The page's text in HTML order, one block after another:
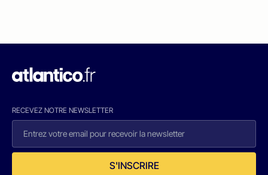
RECEVEZ NOTRE NEWSLETTER
S'INSCRIRE